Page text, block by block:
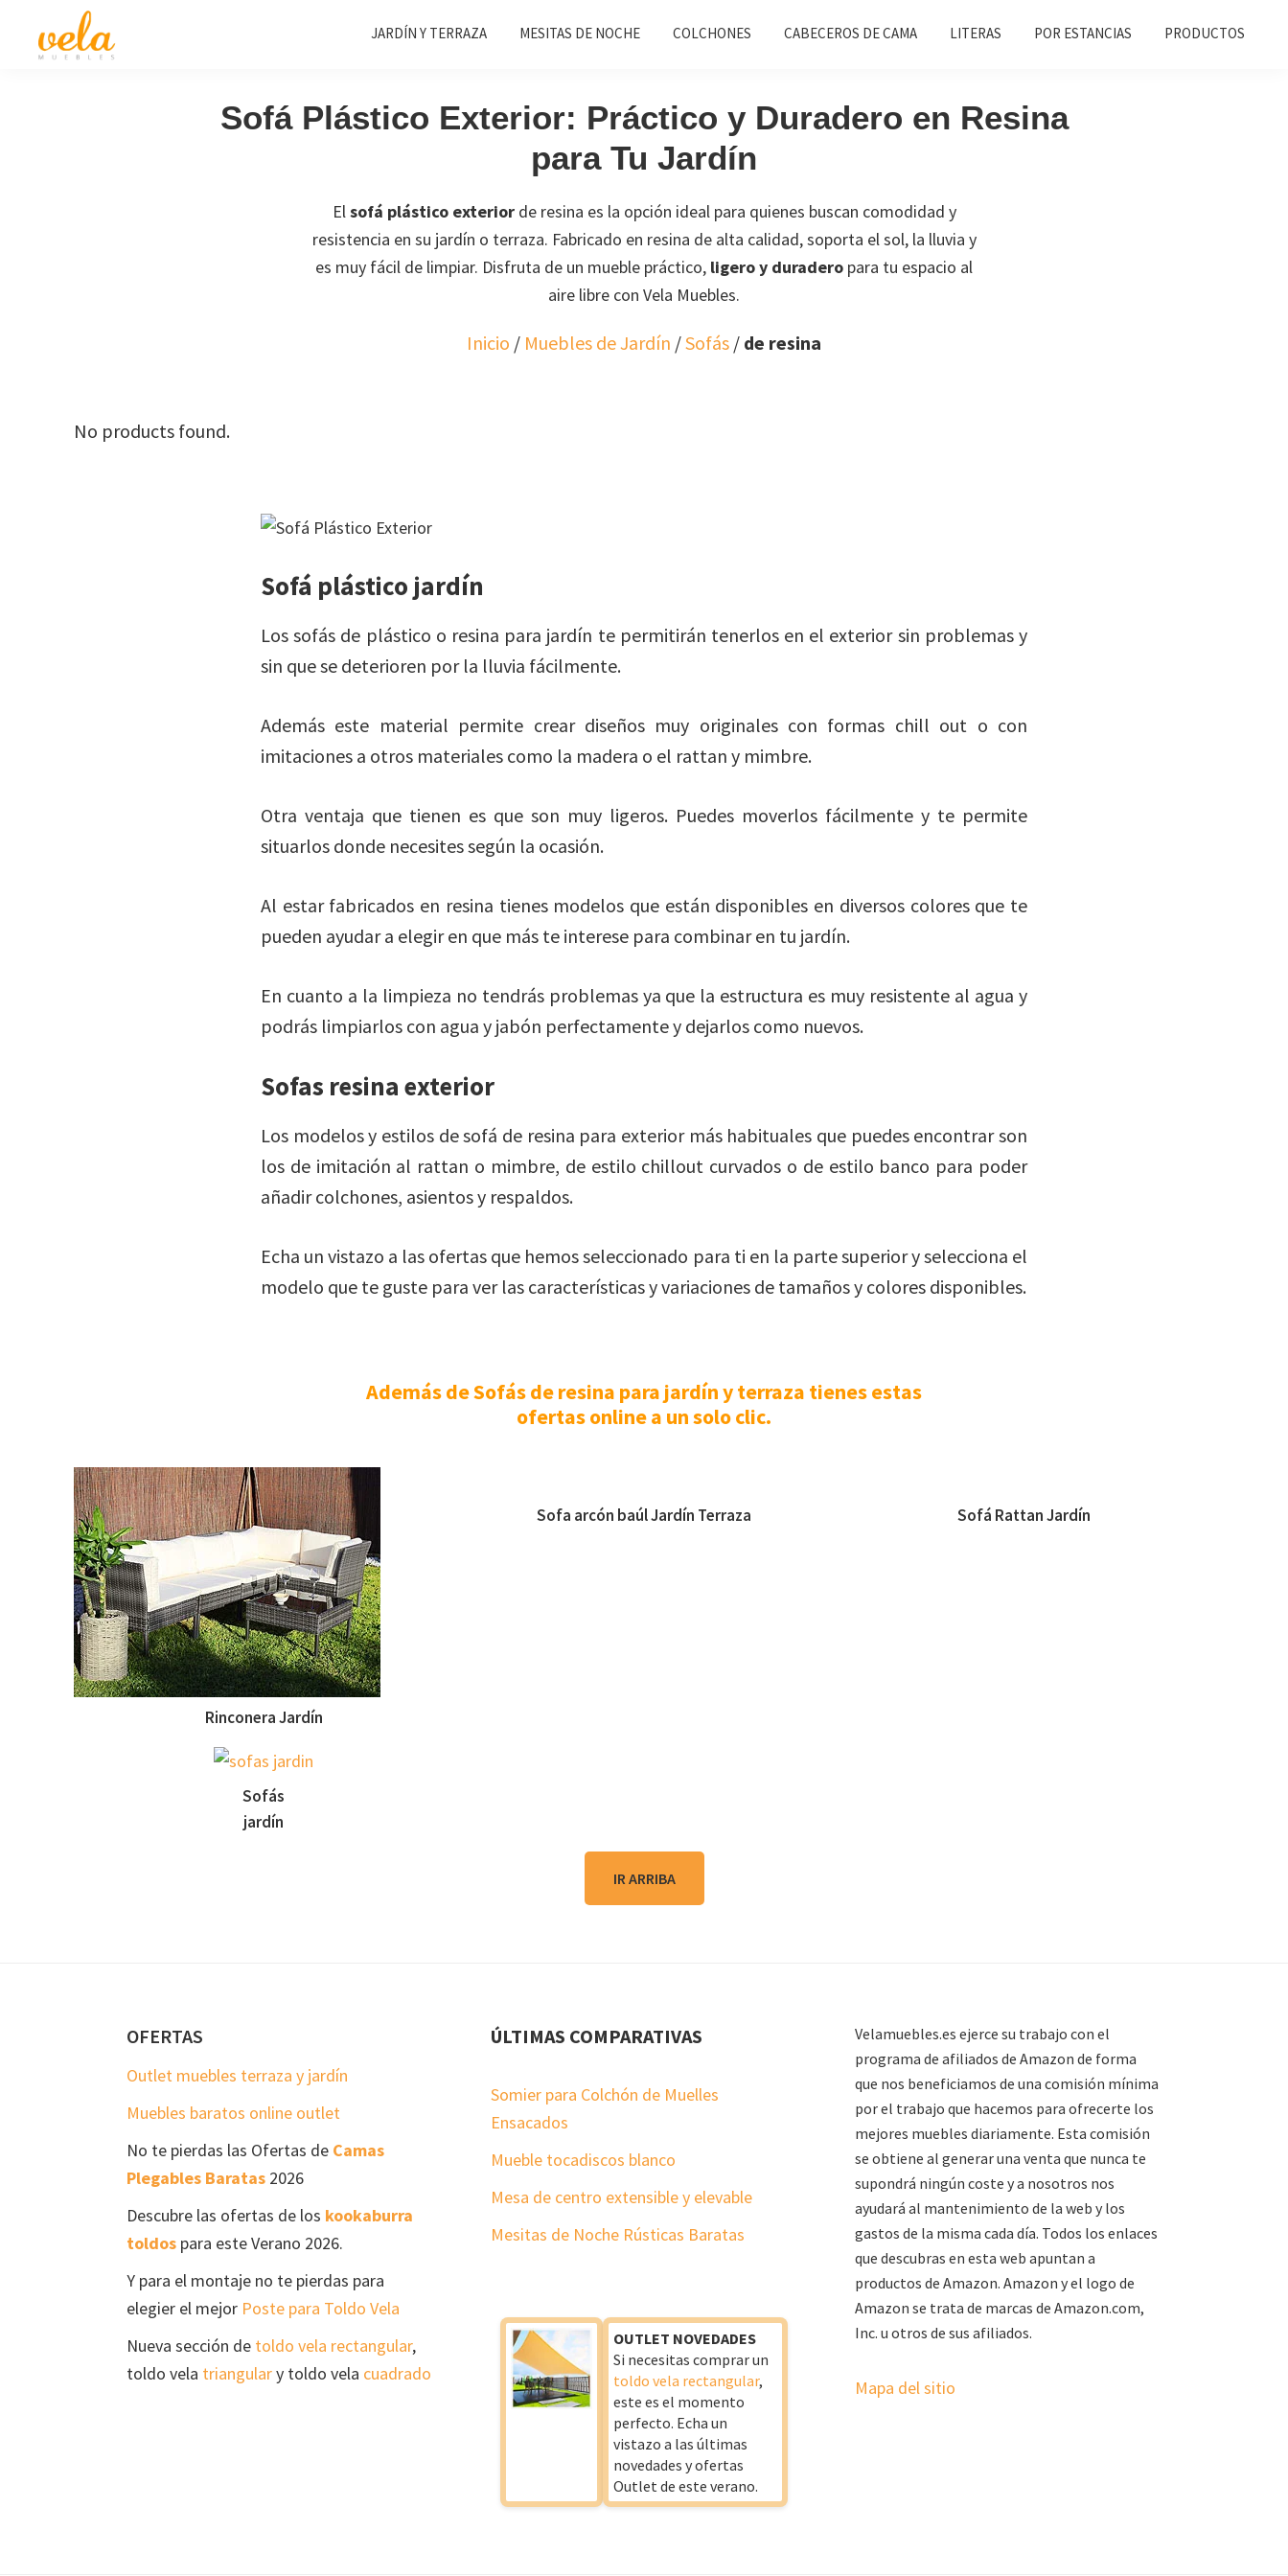
JARDÍN Y TERRAZA MESITAS DE NOCHE COLCHONES CABECEROS DE CAMA LITERAS POR ESTANCIAS PRODUCTOS
Sofá Plástico Exterior: Práctico y Duradero en Resina
para Tu Jardín
El sofá plástico exteriorde resina es la opción ideal para quienes buscan comodidad y
resistencia en su jardín o terraza. Fabricado en resina de alta calidad, soporta el sol, la lluvia y
es muy fácil de limpiar. Disfruta de un mueble práctico, ligero y duradero para tu espacio al
aire libre con Vela Muebles.
Inicio / Muebles de Jardín /Sofás / de resina
No products found.
Sofá plástico jardín
Los sofás de plástico o resina para jardín te permitirán tenerlos en el exterior sin problemas y
sin que se deterioren por la lluvia fácilmente.
Además este material permite crear diseños muy originales con formas chill out o con
imitaciones a otros materiales como la madera o el rattan y mimbre.
Otra ventaja que tienen es que son muy ligeros. Puedes moverlos fácilmente y te permite
situarlos donde necesites según la ocasión.
Al estar fabricados en resina tienes modelos que están disponibles en diversos colores que te
pueden ayudar a elegir en que más te interese para combinar en tu jardín.
En cuanto a la limpieza no tendrás problemas ya que la estructura es muy resistente al agua y
podrás limpiarlos con agua y jabón perfectamente y dejarlos como nuevos.
Sofas resina exterior
Los modelos y estilos de sofá de resina para exterior más habituales que puedes encontrar son
los de imitación al rattan o mimbre, de estilo chillout curvados o de estilo banco para poder
añadir colchones, asientos y respaldos.
Echa un vistazo a las ofertas que hemos seleccionado para ti en la parte superior y selecciona el
modelo que te guste para ver las características y variaciones de tamaños y colores disponibles.
Además de Sofás de resina para jardín y terraza tienes estas
ofertas online a un solo clic.
Rinconera Jardín
Sofás
jardín
Sofa arcón baúl Jardín Terraza Sofá Rattan Jardín
IR ARRIBA
OFERTAS
Outlet muebles terraza y jardín
Muebles baratos online outlet
No te pierdas las Ofertas de Camas
Plegables Baratas 2026
Descubre las ofertas de los kookaburra
toldos para este Verano 2026.
Y para el montaje no te pierdas para
elegier el mejor Poste para Toldo Vela
Nueva sección de toldo vela rectangular,
toldo vela triangulary toldo vela cuadrado
ÚLTIMAS COMPARATIVAS
Somier para Colchón de Muelles
Ensacados
Mueble tocadiscos blanco
Mesa de centro extensible y elevable
Mesitas de Noche Rústicas Baratas
OUTLET NOVEDADES
Si necesitas comprar un
toldo vela rectangular,
este es el momento
perfecto. Echa un
vistazo a las últimas
novedades y ofertas
Outlet de este verano.
Velamuebles.es ejerce su trabajo con el
programa de afiliados de Amazon de forma
que nos beneficiamos de una comisión mínima
por el trabajo que hacemos para ofrecerte los
mejores muebles diariamente. Esta comisión
se obtiene al generar una venta que nunca te
supondrá ningún coste y a nosotros nos
ayudará al mantenimiento de la web y los
gastos de la misma cada día. Todos los enlaces
que descubras en esta web apuntan a
productos de Amazon. Amazon y el logo de
Amazon se trata de marcas de Amazon.com,
Inc. u otros de sus afiliados.
Mapa del sitio